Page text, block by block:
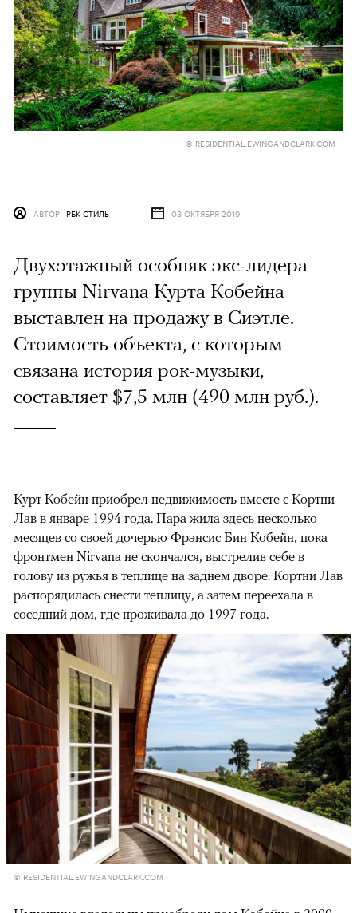
© RESIDENTIAL.EWINGANDCLARK.COM
АВТОР РБК СТИЛЬ 03 ОКТЯБРЯ 2019
Двухэтажный особняк экс-лидера
группы Nirvana Курта Кобейна
выставлен на продажу в Сиэтле.
Стоимость объекта, с которым
связана история рок-музыки,
составляет $7,5 млн (490 млн руб.).
Курт Кобейн приобрел недвижимость вместе с Кортни
Лав в январе 1994 года. Пара жила здесь несколько
месяцев со своей дочерью Фрэнсис Бин Кобейн, пока
фронтмен Nirvana не скончался, выстрелив себе в
голову из ружья в теплице на заднем дворе. Кортни Лав
распорядилась снести теплицу, а затем переехала в
соседний дом, где проживала до 1997 года.
© RESIDENTIAL.EWINGANDCLARK.COM